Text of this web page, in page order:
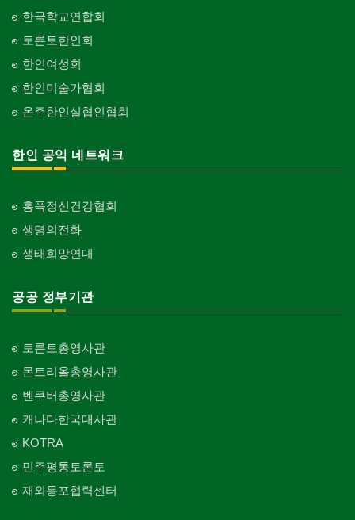
Organization-Buddhist
Organization-Christianity
교회-장로교회
Church-Presbyterian
Church-United
Church-7th Day Adventist
교회-씨 앤 엠에이
Church-C & MA
Church-Full Gospel
Church-Evangelical
Church-Mission
Church-Independent
교회-기타
한국학교연합회
토론토한인회
한인여성회
한인미술가협회
온주한인실협인협회
한인 공익 네트워크
홍푹정신건강협회
생명의전화
생태희망연대
공공 정부기관
토론토총영사관
몬트리올총영사관
벤쿠버총영사관
캐나다한국대사관
KOTRA
민주평통토론토
재외통포협력센터